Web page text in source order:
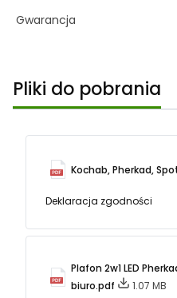
Gwarancja
Pliki do pobrania
Kochab, Pherkad,
Deklaracja zgodności
Plafon 2w1 LED
biuro.pdf
1.07 MB